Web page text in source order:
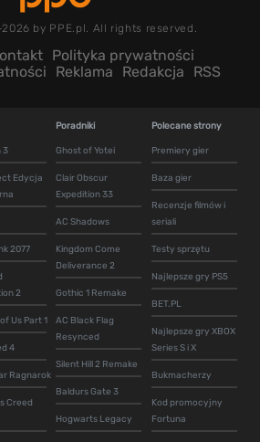
by PPE.pl. All rights reserved.
Polityka prywatności
Reklama Redakcja RSS
3
Edycja
2077
2
Us Part 1
4
Ragnarok
Creed
Poradniki
Ghost of Yotei
Clair Obscur
Expedition 33
AC Shadows
Kingdom Come
Deliverance 2
Gothic 1 Remake
AC Black Flag
Resynced
Silent Hill 2 Remake
Baldurs Gate 3
Hogwarts Legacy
Polecane strony
Premiery gier
Baza gier
Recenzje filmów i
seriali
Testy sprzętu
Najlepsze gry PS5
BET.PL
Najlepsze gry XBOX
Series S i X
Bukmacherzy
Kod promocyjny
Fortuna